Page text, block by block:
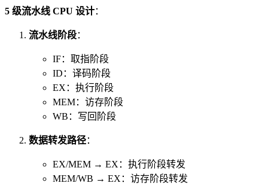
5 级流水线 CPU 设计：
流水线阶段：
IF：取指阶段
ID：译码阶段
EX：执行阶段
MEM：访存阶段
WB：写回阶段
数据转发路径：
EX/MEM → EX：执行阶段转发
MEM/WB → EX：访存阶段转发